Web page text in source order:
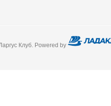
Клуб. Powered by